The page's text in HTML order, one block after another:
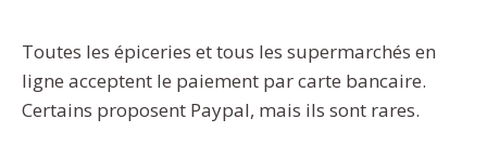
Toutes les épiceries et tous les supermarchés en
ligne acceptent le paiement par carte bancaire.
Certains proposent Paypal, mais ils sont rares.